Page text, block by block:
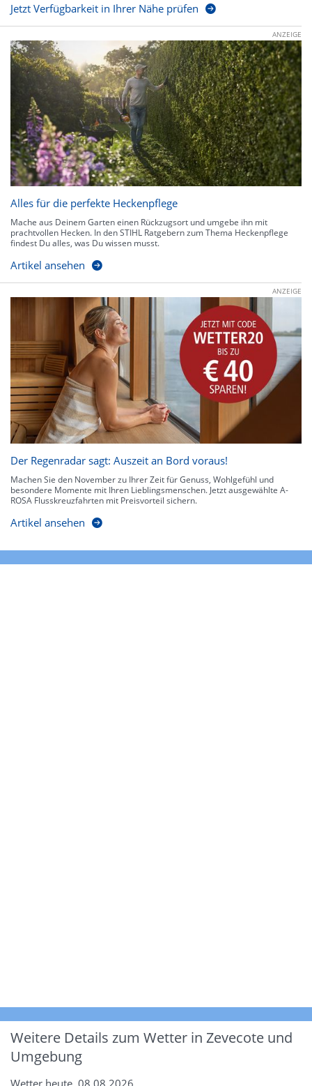
Jetzt Verfügbarkeit in Ihrer Nähe prüfen
ANZEIGE
Alles für die perfekte Heckenpflege
Mache aus Deinem Garten einen Rückzugsort und umgebe ihn mit
prachtvollen Hecken. In den STIHL Ratgebern zum Thema Heckenpflege
findest Du alles, was Du wissen musst.
Artikel ansehen
ANZEIGE
Der Regenradar sagt: Auszeit an Bord voraus!
Machen Sie den November zu Ihrer Zeit für Genuss, Wohlgefühl und
besondere Momente mit Ihren Lieblingsmenschen. Jetzt ausgewählte A-
ROSA Flusskreuzfahrten mit Preisvorteil sichern.
Artikel ansehen
Weitere Details zum Wetter in Zevecote und
Umgebung
Wetter heute, 08.08.2026